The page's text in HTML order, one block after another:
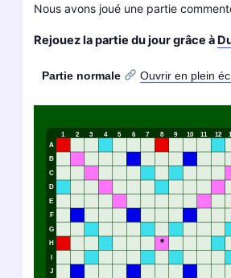
Nous avons joué une partie
Rejouez la partie du jour grâce à
Partie normale Ouvrir en plein